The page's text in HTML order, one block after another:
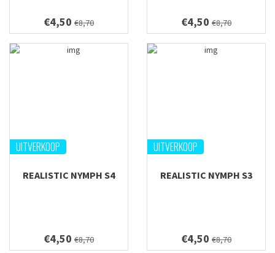
€4,50 €8,70 €4,50 €8,70
UITVERKOOP
REALISTIC NYMPH S4
€4,50 €8,70
UITVERKOOP
REALISTIC NYMPH S3
€4,50 €8,70